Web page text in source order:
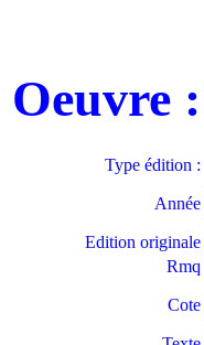
Oeuvre :
Type édition :
Année
Edition originale
Rmq
Cote